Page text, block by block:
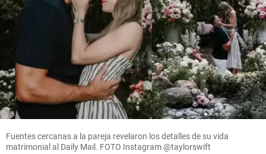
Fuentes cercanas a la pareja revelaron los detalles de su vida
matrimonial al Daily Mail. FOTO Instagram @taylorswift